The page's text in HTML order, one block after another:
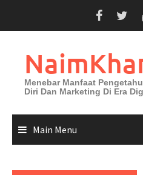
Menebar Manfaat
Diri Dan Marketing Di Era
Main Menu